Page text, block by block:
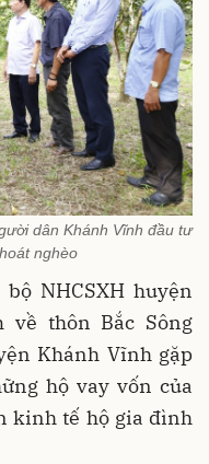
dân Khánh Vĩnh đầu tư
nghèo
NHCSXH huyện
thôn Bắc Sông
Khánh Vĩnh gặp
hộ vay vốn của
kinh tế hộ gia đình